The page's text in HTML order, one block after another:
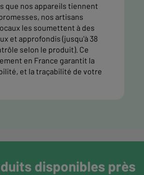
que nos appareils tiennent
nos artisans
les soumettent à des
et approfondis (jusqu'à 38
selon le produit). Ce
en France garantit la
et la traçabilité de votre
disponibles près